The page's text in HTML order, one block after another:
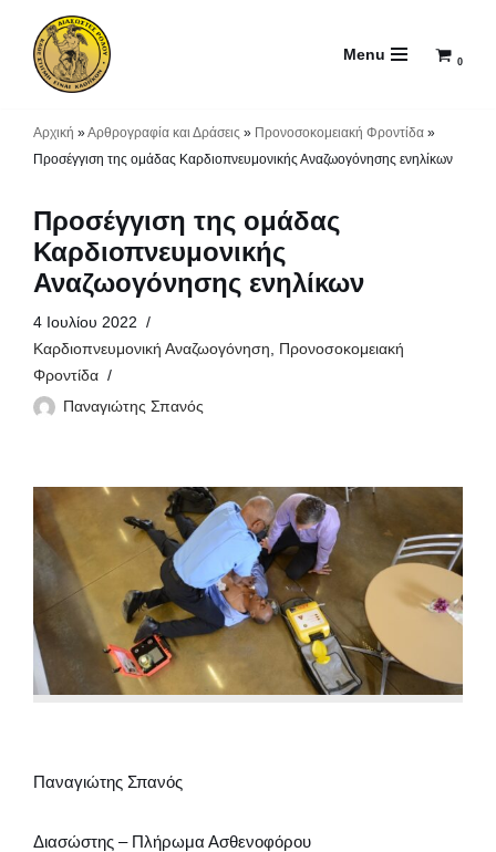
Μεταπηδήστε
Menu 0
Αρχική »Αρθρογραφία και Δράσεις » Προνοσοκομειακή Φροντίδα »
Προσέγγιση της ομάδας Καρδιοπνευμονικής Αναζωογόνησης ενηλίκων
Προσέγγιση της ομάδας
Καρδιοπνευμονικής
Αναζωογόνησης ενηλίκων
4 Ιουλίου 2022
Καρδιοπνευμονική Αναζωογόνηση, Προνοσοκομειακή
Φροντίδα
Παναγιώτης Σπανός
Παναγιώτης Σπανός
Διασώστης – Πλήρωμα Ασθενοφόρου